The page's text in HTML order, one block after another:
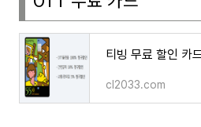
cl2033.com